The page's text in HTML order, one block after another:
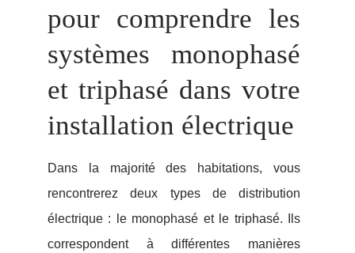
pour comprendre les
systèmes monophasé
et triphasé dans votre
installation électrique
Dans la majorité des habitations, vous
rencontrerez deux types de distribution
électrique : le monophasé et le triphasé. Ils
correspondent à différentes manières